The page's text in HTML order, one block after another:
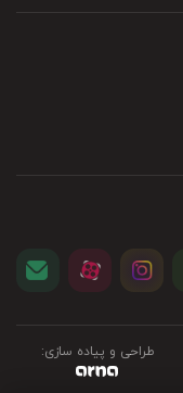
طراحی و پیاده سازی: